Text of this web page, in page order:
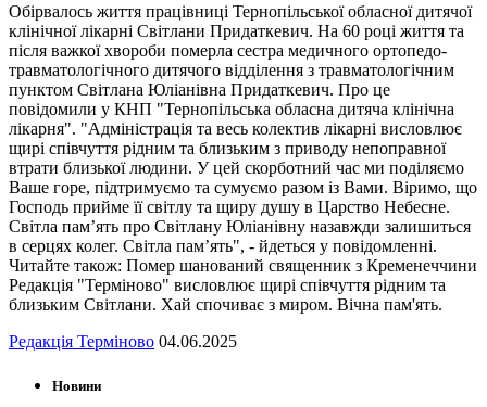
Обірвалось життя працівниці Тернопільської обласної дитячої
клінічної лікарні Світлани Придаткевич. На 60 році життя та
після важкої хвороби померла сестра медичного ортопедо-
травматологічного дитячого відділення з травматологічним
пунктом Світлана Юліанівна Придаткевич. Про це
повідомили у КНП "Тернопільська обласна дитяча клінічна
лікарня". "Адміністрація та весь колектив лікарні висловлює
щирі співчуття рідним та близьким з приводу непоправної
втрати близької людини. У цей скорботний час ми поділяємо
Ваше горе, підтримуємо та сумуємо разом із Вами. Віримо, що
Господь прийме її світлу та щиру душу в Царство Небесне.
Світла пам’ять про Світлану Юліанівну назавжди залишиться
в серцях колег. Світла пам’ять", - йдеться у повідомленні.
Читайте також: Помер шанований священник з Кременеччини
Редакція "Терміново" висловлює щирі співчуття рідним та
близьким Світлани. Хай спочиває з миром. Вічна пам'ять.
Редакція Терміново 04.06.2025
Новини